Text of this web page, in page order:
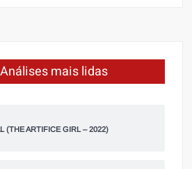
mais lidas
(THE ARTIFICE GIRL – 2022)